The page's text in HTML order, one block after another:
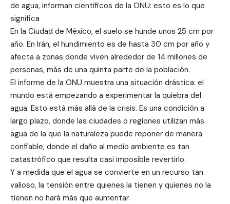
de agua, informan científicos de la ONU: esto es lo que
significa
En la Ciudad de México, el suelo se hunde unos 25 cm por
año. En Irán, el hundimiento es de hasta 30 cm por año y
afecta a zonas donde viven alrededor de 14 millones de
personas, más de una quinta parte de la población.
El informe de la ONU muestra una situación drástica: el
mundo está empezando a experimentar la quiebra del
agua. Esto está más allá de la crisis. Es una condición a
largo plazo, donde las ciudades o regiones utilizan más
agua de la que la naturaleza puede reponer de manera
confiable, donde el daño al medio ambiente es tan
catastrófico que resulta casi imposible revertirlo.
Y a medida que el agua se convierte en un recurso tan
valioso, la tensión entre quienes la tienen y quienes no la
tienen no hará más que aumentar.